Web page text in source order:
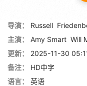
导演： Russell
主演：
Amy Smart Will
更新：
2025-11-30
备注：
HD中字
语言：
英语